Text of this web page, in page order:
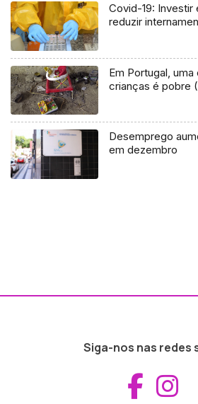
Covid-19:
reduzir
Em Portugal,
crianças é pobre
Desemprego
em dezembro
Siga-nos nas redes